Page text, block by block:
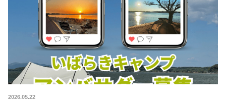
“いばらき”のキャンプ場を探す
楽しみ方 新着情報
イベント情報 春夏キャンプ
2026.05.22